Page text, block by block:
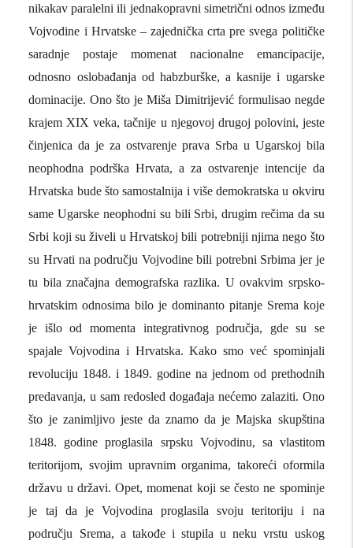
nikakav paralelni ili jednakopravni simetrični odnos između
Vojvodine i Hrvatske – zajednička crta pre svega političke
saradnje postaje momenat nacionalne emancipacije,
odnosno oslobađanja od habzburške, a kasnije i ugarske
dominacije. Ono što je Miša Dimitrijević formulisao negde
krajem XIX veka, tačnije u njegovoj drugoj polovini, jeste
činjenica da je za ostvarenje prava Srba u Ugarskoj bila
neophodna podrška Hrvata, a za ostvarenje intencije da
Hrvatska bude što samostalnija i više demokratska u okviru
same Ugarske neophodni su bili Srbi, drugim rečima da su
Srbi koji su živeli u Hrvatskoj bili potrebniji njima nego što
su Hrvati na području Vojvodine bili potrebni Srbima jer je
tu bila značajna demografska razlika. U ovakvim srpsko-
hrvatskim odnosima bilo je dominanto pitanje Srema koje
je išlo od momenta integrativnog područja, gde su se
spajale Vojvodina i Hrvatska. Kako smo već spominjali
revoluciju 1848. i 1849. godine na jednom od prethodnih
predavanja, u sam redosled događaja nećemo zalaziti. Ono
što je zanimljivo jeste da znamo da je Majska skupština
1848. godine proglasila srpsku Vojvodinu, sa vlastitom
teritorijom, svojim upravnim organima, takoreći oformila
državu u državi. Opet, momenat koji se često ne spominje
je taj da je Vojvodina proglasila svoju teritoriju i na
području Srema, a takođe i stupila u neku vrstu uskog